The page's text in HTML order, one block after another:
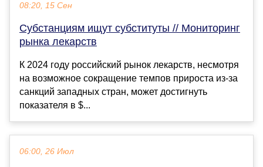
08:20, 15 Сен
Субстанциям ищут субституты // Мониторинг
рынка лекарств
К 2024 году российский рынок лекарств, несмотря
на возможное сокращение темпов прироста из-за
санкций западных стран, может достигнуть
показателя в $...
06:00, 26 Июл